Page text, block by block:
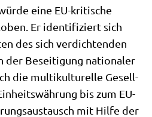
eine EU-kri­ti­sche
Er iden­ti­fi­ziert sich
des sich ver­dich­ten­den
der Besei­ti­gung natio­na­ler
die mul­ti­kul­tu­rel­le Gesell­
bis zum EU-
mit Hil­fe der